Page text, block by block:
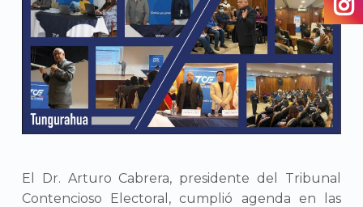
El Dr. Arturo Cabrera, presidente del Tribunal
Contencioso Electoral, cumplió agenda en las